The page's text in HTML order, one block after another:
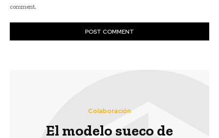
comment.